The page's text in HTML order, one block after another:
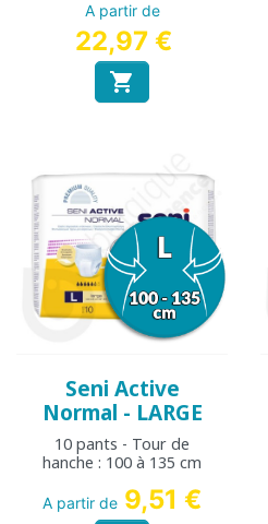
A partir de
22,97 €

Seni Active
Normal - LARGE
10 pants - Tour de
hanche : 100 à 135 cm
A partir de 9,51 €